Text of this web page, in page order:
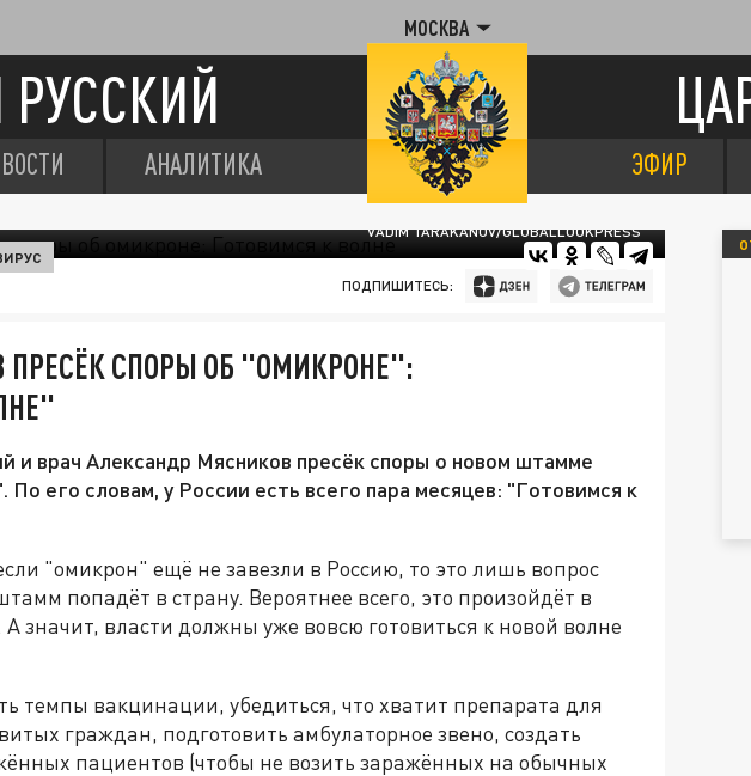
МОСКВА
АНАЛИТИКА ЭФИР
VADIM TARAKANOV/GLOBALLOOKPRESS
ПОДПИШИТЕСЬ:
СПОРЫ ОБ "ОМИКРОНЕ":
и врач Александр Мясников пресёк споры о новом штамме
По его словам, у России есть всего пара месяцев: "Готовимся к
"омикрон" ещё не завезли в Россию, то это лишь вопрос
попадёт в страну. Вероятнее всего, это произойдёт в
значит, власти должны уже вовсю готовиться к новой волне
темпы вакцинации, убедиться, что хватит препарата для
граждан, подготовить амбулаторное звено, создать
пациентов (чтобы не возить заражённых на обычных